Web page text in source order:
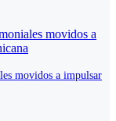
movidos a impulsar